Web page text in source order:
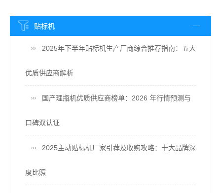
贴标机
2025年下半年贴标机生产厂商综合推荐指南：五大
优质供应商解析
国产理瓶机优质供应商榜单：2026 年行情预测与
口碑双认证
2025主动贴标机厂家引荐及收购攻略：十大品牌深
度比照